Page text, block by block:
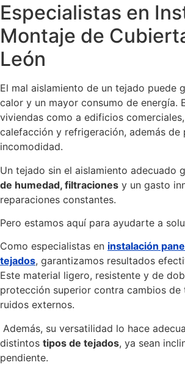
Especialistas en
Montaje de
León
El mal aislamiento de un tejado puede
calor y un mayor consumo de energía.
viviendas como a edificios
calefacción y refrigeración, además de
incomodidad.
Un tejado sin el aislamiento adecuado
de humedad, filtraciones y un gasto
reparaciones constantes.
Pero estamos aquí para ayudarte a
Como especialistas en instalación
tejados, garantizamos resultados
Este material ligero, resistente y de
protección superior contra cambios de
ruidos externos.
Además, su versatilidad lo hace
distintos tipos de tejados, ya sean
pendiente.